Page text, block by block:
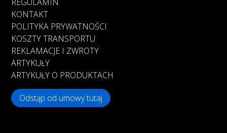
KONTAKT
POLITYKA PRYWATNOŚCI
KOSZTY TRANSPORTU
REKLAMACJE I ZWROTY
ARTYKUŁY
ARTYKUŁY O PRODUKTACH
Odstąp od umowy tutaj